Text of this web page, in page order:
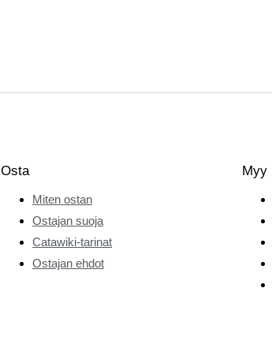
Osta
Miten ostan
Ostajan suoja
Catawiki-tarinat
Ostajan ehdot
Myy